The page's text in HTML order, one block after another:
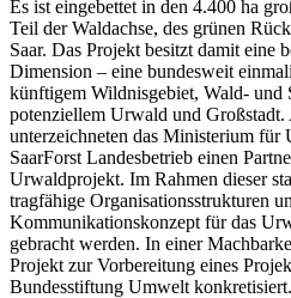
Es ist eingebettet in den 4.400 ha
Teil der Waldachse, des grünen
Saar. Das Projekt besitzt damit eine
Dimension – eine bundesweit
künftigem Wildnisgebiet, Wald- und
potenziellem Urwald und
unterzeichneten das Ministerium
SaarForst Landesbetrieb einen
Urwaldprojekt. Im Rahmen dieser
tragfähige Organisationsstrukturen
Kommunikationskonzept für das
gebracht werden. In einer
Projekt zur Vorbereitung eines
Bundesstiftung Umwelt konkretisiert.